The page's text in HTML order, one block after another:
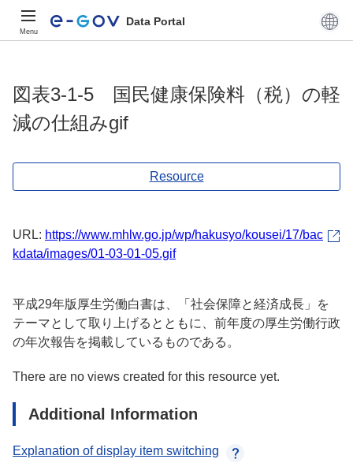
Menu
Data Portal
図表3-1-5 国民健康保険料（税）の軽
減の仕組みgif
Resource
URL: https://www.mhlw.go.jp/wp/hakusyo/kousei/17/bac
kdata/images/01-03-01-05.gif
平成29年版厚生労働白書は、「社会保障と経済成長」を
テーマとして取り上げるとともに、前年度の厚生労働行政
の年次報告を掲載しているものである。
There are no views created for this resource yet.
Additional Information
Explanation of display item switching